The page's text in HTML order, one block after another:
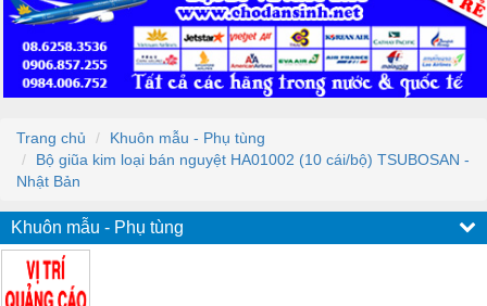
Trang chủ
Khuôn mẫu - Phụ tùng
Bộ giũa kim loại bán nguyệt HA01002 (10 cái/bộ) TSUBOSAN -
Nhật Bản
Khuôn mẫu - Phụ tùng